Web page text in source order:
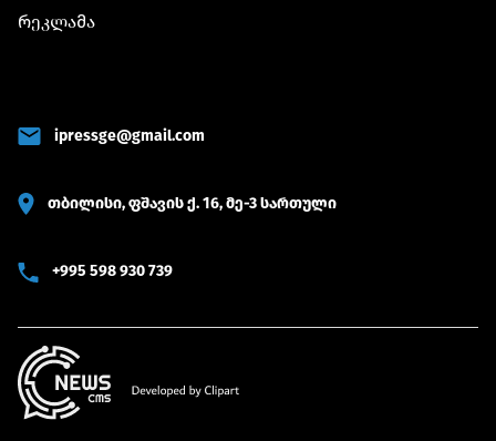
რეკლამა
ipressge@gmail.com
თბილისი, ფშავის ქ. 16, მე-3 სართული
+995 598 930 739